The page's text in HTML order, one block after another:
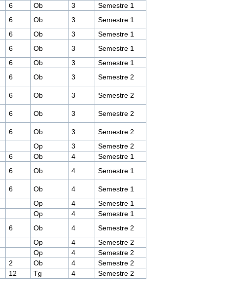
6 Ob 3
Semestre 1
6 Ob 3
Semestre 1
6 Ob 3
Semestre 1
6 Ob 3
Semestre 1
6 Ob 3
Semestre 1
6 Ob 3
Semestre 2
6 Ob 3
Semestre 2
6 Ob 3 Semestre 2
6 Ob 3
Semestre 2
Op 3
Semestre 2
6 Ob 4
Semestre 1
6 Ob 4
Semestre 1
6 Ob 4
Semestre 1
Op 4
Semestre 1
Op 4
Semestre 1
6 Ob 4
Semestre 2
Op 4
Semestre 2
Op 4
Semestre 2
2 Ob 4
Semestre 2
12 Tg 4 Semestre 2